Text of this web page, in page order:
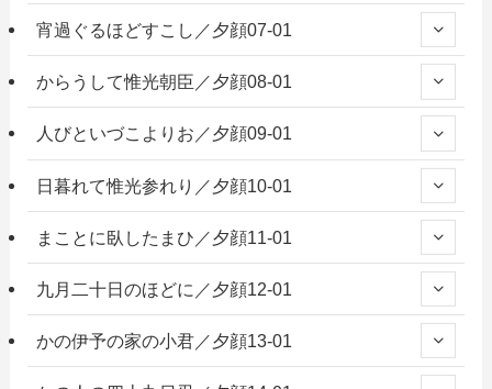
宵過ぐるほどすこし／夕顔07-01
からうして惟光朝臣／夕顔08-01
人びといづこよりお／夕顔09-01
日暮れて惟光参れり／夕顔10-01
まことに臥したまひ／夕顔11-01
九月二十日のほどに／夕顔12-01
かの伊予の家の小君／夕顔13-01